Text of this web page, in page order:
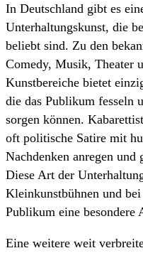
In Deutschland gibt es
Unterhaltungskunst, die
beliebt sind. Zu den
Comedy, Musik, Theater
Kunstbereiche bietet
die das Publikum fesseln
sorgen können.
oft politische Satire mit
Nachdenken anregen
Diese Art der
Kleinkunstbühnen und
Publikum eine besondere
Eine weitere weit